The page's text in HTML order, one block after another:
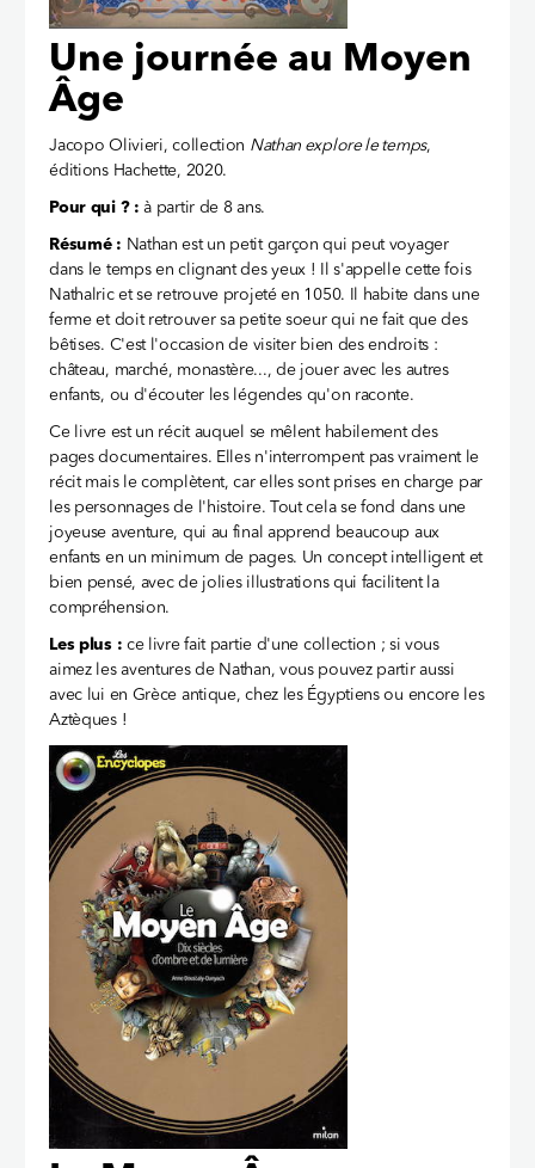
Une journée au Moyen
Âge
Jacopo Olivieri, collection Nathan explore le temps,
éditions Hachette, 2020.
Pour qui ? : à partir de 8 ans.
Résumé : Nathan est un petit garçon qui peut voyager
dans le temps en clignant des yeux ! Il s'appelle cette fois
Nathalric et se retrouve projeté en 1050. Il habite dans une
ferme et doit retrouver sa petite soeur qui ne fait que des
bêtises. C'est l'occasion de visiter bien des endroits :
château, marché, monastère..., de jouer avec les autres
enfants, ou d'écouter les légendes qu'on raconte.
Ce livre est un récit auquel se mêlent habilement des
pages documentaires. Elles n'interrompent pas vraiment le
récit mais le complètent, car elles sont prises en charge par
les personnages de l'histoire. Tout cela se fond dans une
joyeuse aventure, qui au final apprend beaucoup aux
enfants en un minimum de pages. Un concept intelligent et
bien pensé, avec de jolies illustrations qui facilitent la
compréhension.
Les plus : ce livre fait partie d'une collection ; si vous
aimez les aventures de Nathan, vous pouvez partir aussi
avec lui en Grèce antique, chez les Égyptiens ou encore les
Aztèques !